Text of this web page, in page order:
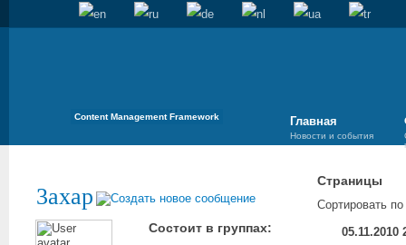
Content Management Framework Главная
Новости и события
3axap
Состоит в группах:
Страницы
Сортировать по
05.11.2010